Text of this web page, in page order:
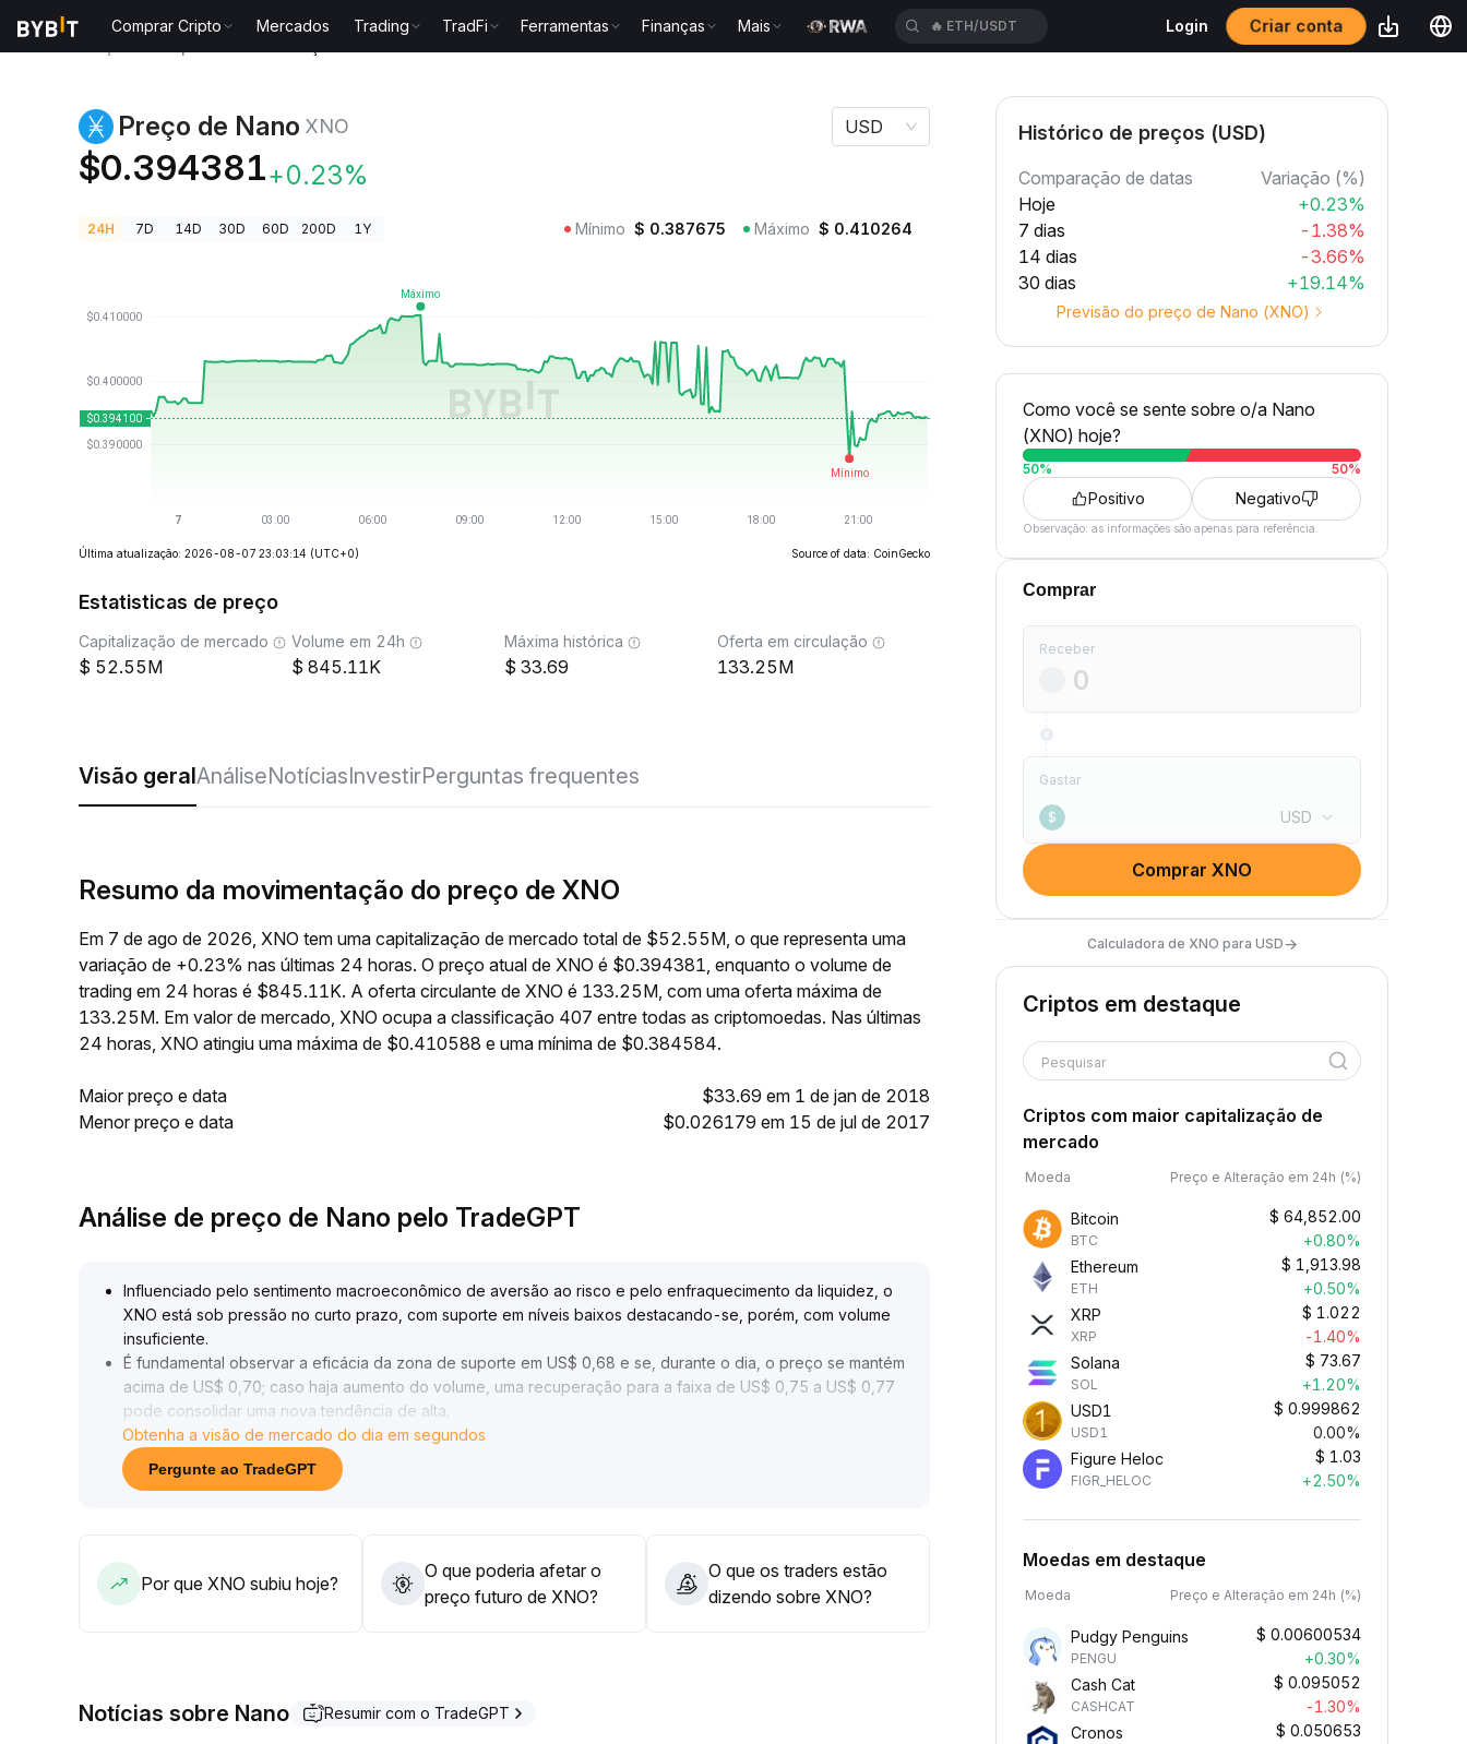
Comprar Cripto Mercados Trading TradFi Ferramentas Finanças Mais Login Criar conta
Preço de Nano XNO
$0.394381+0.23%
USD
24H 7D 14D 30D 60D 200D 1Y Mínimo $ 0.387675 Máximo $ 0.410264
Última atualização: 2026-08-07 23:03:14 (UTC+0) Source of data: CoinGecko
Estatisticas de preço
Capitalização de mercado
52.55M
Volume em 24h
845.11K
Máxima histórica
33.69
Oferta em circulação
133.25M
Visão geralAnáliseNotíciasInvestirPerguntas frequentes
Resumo da movimentação do preço de XNO
Em 7 de ago de 2026, XNO tem uma capitalização de mercado total de $52.55M, o que representa uma
variação de +0.23% nas últimas 24 horas. O preço atual de XNO é $0.394381, enquanto o volume de
trading em 24 horas é $845.11K. A oferta circulante de XNO é 133.25M, com uma oferta máxima de
133.25M. Em valor de mercado, XNO ocupa a classificação 407 entre todas as criptomoedas. Nas últimas
24 horas, XNO atingiu uma máxima de $0.410588 e uma mínima de $0.384584.
Maior preço e data
$33.69 em 1 de jan de 2018
Menor preço e data
$0.026179 em 15 de jul de 2017
Análise de preço de Nano pelo TradeGPT
Influenciado pelo sentimento macroeconômico de aversão ao risco e pelo enfraquecimento da liquidez, o
XNO está sob pressão no curto prazo, com suporte em níveis baixos destacando-se, porém, com volume
insuficiente.
É fundamental observar a eficácia da zona de suporte em US$ 0,68 e se, durante o dia, o preço se mantém
acima de US$ 0,70; caso haja aumento do volume, uma recuperação para a faixa de US$ 0,75 a US$ 0,77
pode consolidar uma nova tendência de alta
Recomenda-se controlar as posições por etapas, monitorar de perto os riscos macroeconômicos e as
mudanças de fluxo de capital, tendo paciência para aumentar a exposição apenas após confirmação de
sinais
Obtenha a visão de mercado do dia em segundos
Pergunte ao TradeGPT
Por que XNO subiu hoje?
O que poderia afetar o
preço futuro de XNO?
O que os traders estão
dizendo sobre XNO?
Notícias sobre Nano Resumir com o TradeGPT
Histórico de preços (USD)
Comparação de datas
Variação (%)
Hoje
+0.23%
7 dias
-1.38%
14 dias
-3.66%
30 dias
+19.14%
Previsão do preço de Nano (XNO)
Como você se sente sobre o/a Nano
(XNO) hoje?
50% 50%
Positivo Negativo
Observação: as informações são apenas para referência.
Comprar
Receber
Gastar
$ USD
Comprar XNO
Calculadora de XNO para USD→
Criptos em destaque
Pesquisar
Criptos com maior capitalização de
mercado
Moeda Preço e Alteração em 24h (%)
Bitcoin
BTC
$ 64,852.00
+0.80%
Ethereum
ETH
$ 1,913.98
+0.50%
XRP
XRP
$ 1.022
-1.40%
Solana
SOL
$ 73.67
+1.20%
USD1
USD1
$ 0.999862
0.00%
Figure Heloc
FIGR_HELOC
$ 1.03
+2.50%
Moedas em destaque
Moeda Preço e Alteração em 24h (%)
Pudgy Penguins
PENGU
$ 0.00600534
+0.30%
Cash Cat
CASHCAT
$ 0.095052
-1.30%
Cronos
$ 0.050653